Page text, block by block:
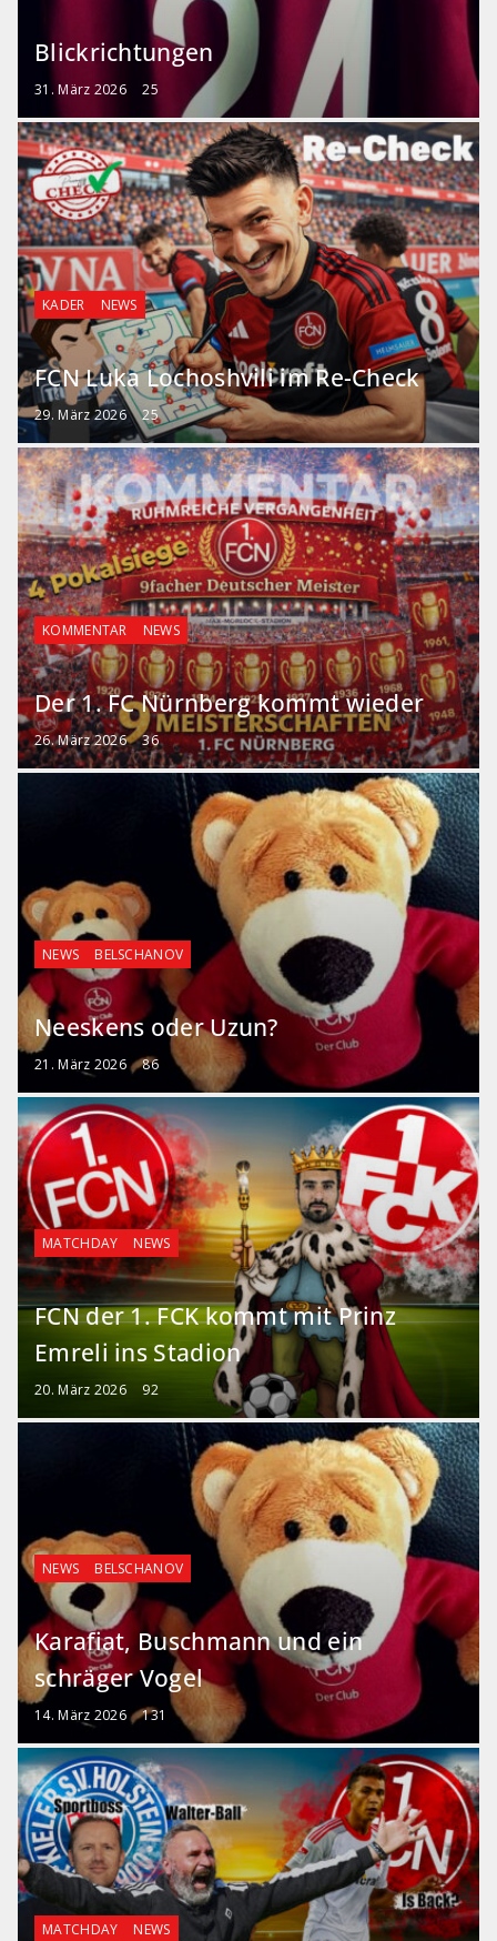
Blickrichtungen
31. März 2026 25
KADER NEWS
FCN Luka Lochoshvili im Re-Check
29. März 2026 25
KOMMENTAR NEWS
Der 1. FC Nürnberg kommt wieder
26. März 2026 36
NEWS BELSCHANOV
Neeskens oder Uzun?
21. März 2026 86
MATCHDAY NEWS
FCN der 1. FCK kommt mit Prinz
Emreli ins Stadion
20. März 2026 92
NEWS BELSCHANOV
Karafiat, Buschmann und ein
schräger Vogel
14. März 2026 131
MATCHDAY NEWS